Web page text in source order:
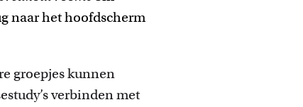
naar het hoofdscherm
groepjes kunnen
verbinden met